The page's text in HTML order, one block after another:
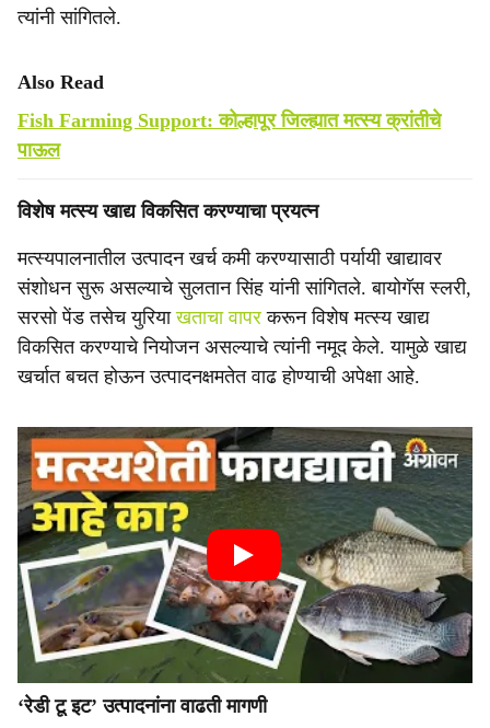
त्यांनी सांगितले.
Also Read
Fish Farming Support: कोल्हापूर जिल्ह्यात मत्स्य क्रांतीचे
पाऊल
विशेष मत्स्य खाद्य विकसित करण्याचा प्रयत्न
मत्स्यपालनातील उत्पादन खर्च कमी करण्यासाठी पर्यायी खाद्यावर
संशोधन सुरू असल्याचे सुलतान सिंह यांनी सांगितले. बायोगॅस स्लरी,
सरसो पेंड तसेच युरियाखताचा वापर करून विशेष मत्स्य खाद्य
विकसित करण्याचे नियोजन असल्याचे त्यांनी नमूद केले. यामुळे खाद्य
खर्चात बचत होऊन उत्पादनक्षमतेत वाढ होण्याची अपेक्षा आहे.
‘रेडी टू इट’ उत्पादनांना वाढती मागणी